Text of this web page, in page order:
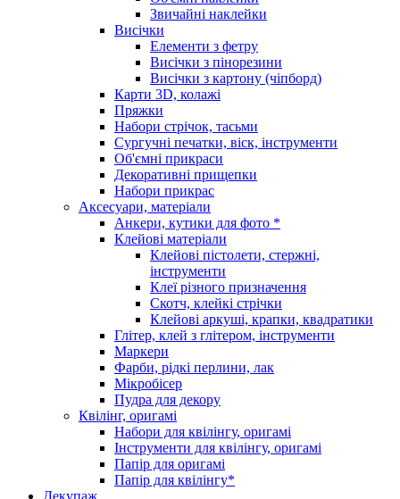
Звичайні наклейки
Висічки
Елементи з фетру
Висічки з пінорезини
Висічки з картону (чіпборд)
Карти 3D, колажі
Пряжки
Набори стрічок, тасьми
Сургучні печатки, віск, інструменти
Об'ємні прикраси
Декоративні прищепки
Набори прикрас
Аксесуари, матеріали
Анкери, кутики для фото *
Клейові матеріали
Клейові пістолети, стержні,
інструменти
Клеї різного призначення
Скотч, клейкі стрічки
Клейові аркуші, крапки, квадратики
Глітер, клей з глітером, інструменти
Маркери
Фарби, рідкі перлини, лак
Мікробісер
Пудра для декору
Квілінг, оригамі
Набори для квілінгу, оригамі
Інструменти для квілінгу, оригамі
Папір для оригамі
Папір для квілінгу*
Декупаж